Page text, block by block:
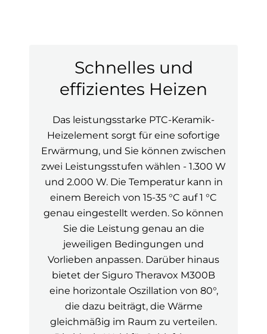
Schnelles und
effizientes Heizen
Das leistungsstarke PTC-Keramik-
Heizelement sorgt für eine sofortige
Erwärmung, und Sie können zwischen
zwei Leistungsstufen wählen - 1.300 W
und 2.000 W. Die Temperatur kann in
einem Bereich von 15-35 °C auf 1 °C
genau eingestellt werden. So können
Sie die Leistung genau an die
jeweiligen Bedingungen und
Vorlieben anpassen. Darüber hinaus
bietet der Siguro Theravox M300B
eine horizontale Oszillation von 80°,
die dazu beiträgt, die Wärme
gleichmäßig im Raum zu verteilen.